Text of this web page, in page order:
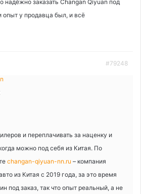
надёжно заказать Changan Qiyuan под
опыт у продавца был, и всё
#79248
и переплачивать за наценку и
можно под себя из Китая. По
changan-qiyuan-nn.ru – компания
из Китая с 2019 года, за это время
под заказ, так что опыт реальный, а не